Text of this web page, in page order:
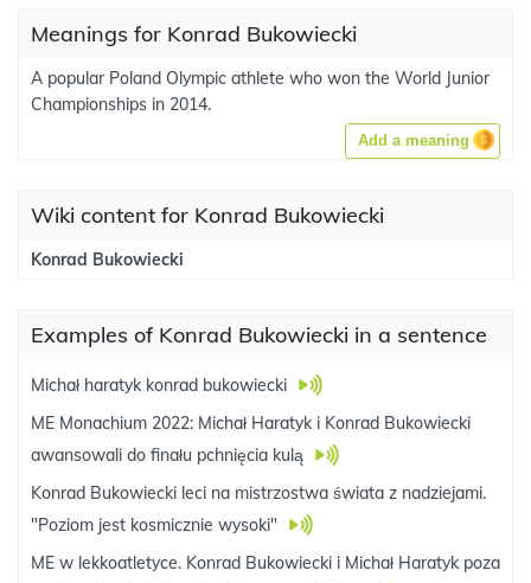
Meanings for Konrad Bukowiecki
A popular Poland Olympic athlete who won the World Junior
Championships in 2014.
Add a meaning
Wiki content for Konrad Bukowiecki
Konrad Bukowiecki
Examples of Konrad Bukowiecki in a sentence
Michał haratyk konrad bukowiecki
ME Monachium 2022: Michał Haratyk i Konrad Bukowiecki
awansowali do finału pchnięcia kulą
Konrad Bukowiecki leci na mistrzostwa świata z nadziejami.
"Poziom jest kosmicznie wysoki"
ME w lekkoatletyce. Konrad Bukowiecki i Michał Haratyk poza